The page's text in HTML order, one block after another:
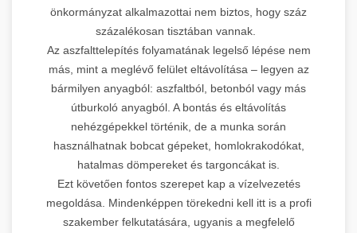
önkormányzat alkalmazottai nem biztos, hogy száz
százalékosan tisztában vannak.
Az aszfalttelepítés folyamatának legelső lépése nem
más, mint a meglévő felület eltávolítása – legyen az
bármilyen anyagból: aszfaltból, betonból vagy más
útburkoló anyagból. A bontás és eltávolítás
nehézgépekkel történik, de a munka során
használhatnak bobcat gépeket, homlokrakodókat,
hatalmas dömpereket és targoncákat is.
Ezt követően fontos szerepet kap a vízelvezetés
megoldása. Mindenképpen törekedni kell itt is a profi
szakember felkutatására, ugyanis a megfelelő